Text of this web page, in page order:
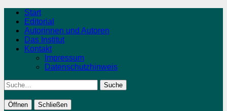
Start
Editorial
Autorinnen und Autoren
Das Institut
Kontakt
Impressum
Datenschutzhinweis
Suche
Öffnen Schließen